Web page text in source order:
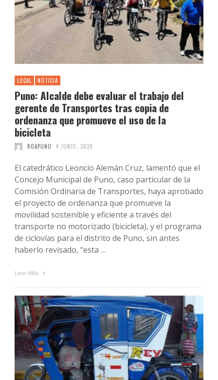
LOCAL NOTICIA
Puno: Alcalde debe evaluar el trabajo del
gerente de Transportes tras copia de
ordenanza que promueve el uso de la
bicicleta
ROAPUNO 4 JUNIO, 2020
El catedrático Leoncio Alemán Cruz, lamentó que el
Concejo Municipal de Puno, caso particular de la
Comisión Ordinaria de Transportes, haya aprobado
el proyecto de ordenanza que promueve la
movilidad sostenible y eficiente a través del
transporte no motorizado (bicicleta), y el programa
de ciclovías para el distrito de Puno, sin antes
haberlo revisado, “esta …
Leer Más